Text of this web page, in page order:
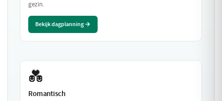
gezin.
Bekijk dagplanning →
💑
Romantisch